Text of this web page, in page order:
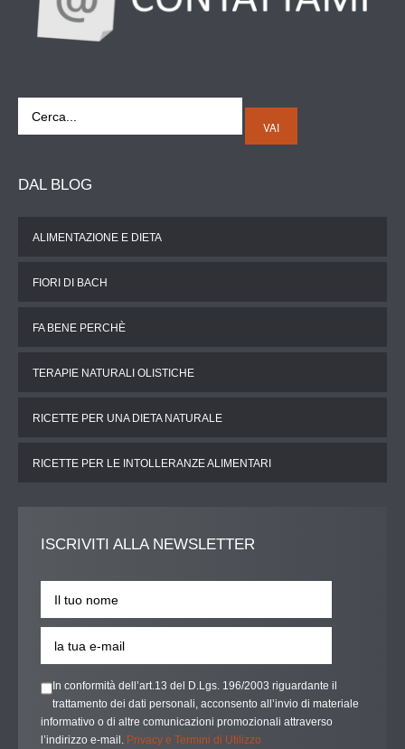
VAI
DAL BLOG
ALIMENTAZIONE E DIETA
FIORI DI BACH
FA BENE PERCHÈ
TERAPIE NATURALI OLISTICHE
RICETTE PER UNA DIETA NATURALE
RICETTE PER LE INTOLLERANZE ALIMENTARI
ISCRIVITI ALLA NEWSLETTER
In conformità dell’art.13 del D.Lgs. 196/2003 riguardante il
trattamento dei dati personali, acconsento all’invio di materiale
informativo o di altre comunicazioni promozionali attraverso
l’indirizzo e-mail. Privacy e Termini di Utilizzo